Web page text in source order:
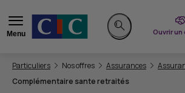
Menu
Rechercher sur le site
Ouvrir un
Vous êtes ici:
Particuliers Nos offres Assurances
Complémentaire sante retraités